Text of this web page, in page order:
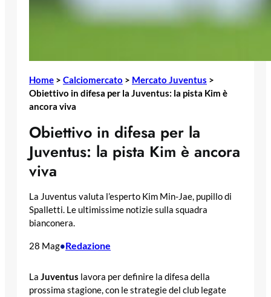
Home > Calciomercato > Mercato Juventus >
Obiettivo in difesa per la Juventus: la pista Kim è
ancora viva
Obiettivo in difesa per la
Juventus: la pista Kim è ancora
viva
La Juventus valuta l’esperto Kim Min-Jae, pupillo di
Spalletti. Le ultimissime notizie sulla squadra
bianconera.
28 Mag•Redazione
La Juventus lavora per definire la difesa della
prossima stagione, con le strategie del club legate